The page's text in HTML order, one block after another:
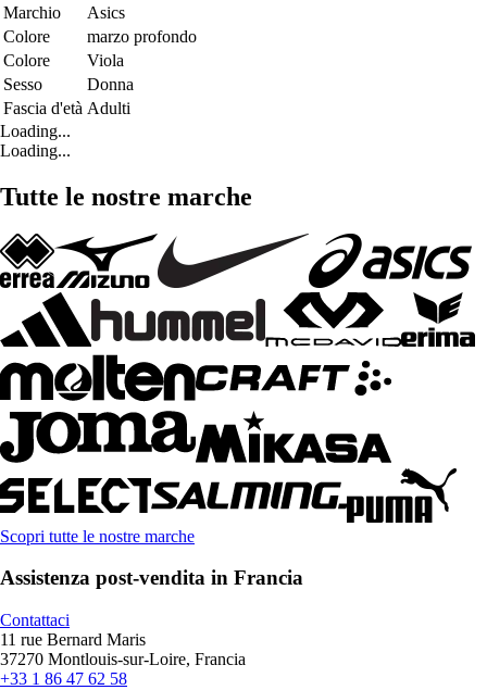
Marchio
Asics
Colore
marzo profondo
Colore
Viola
Sesso
Donna
Fascia d'età Adulti
Loading...
Loading...
Tutte le nostre marche
Scopri tutte le nostre marche
Assistenza post-vendita in Francia
Contattaci
11 rue Bernard Maris
37270 Montlouis-sur-Loire, Francia
+33 1 86 47 62 58